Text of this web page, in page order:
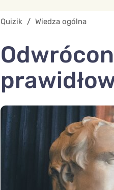
Quizik / Wiedza ogólna